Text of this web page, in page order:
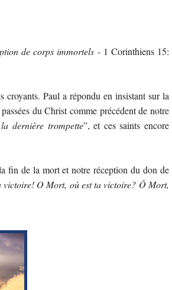
de corps immortels - 1 Corinthiens 15:
Paul a répondu en insistant sur la
du Christ comme précédent de notre
dernière trompette”, et ces saints encore
fin de la mort et notre réception du don de
victoire! O Mort, où est ta victoire? Ô Mort,